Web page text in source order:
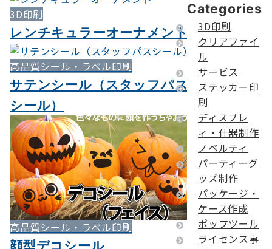
3D印刷
レンチキュラーオーナメント
高品質シール・ラベル印刷
サテンシール（スタッフパス
シール）
高品質シール・ラベル印刷
顔型デコシール
Categories
3D印刷
クリアファイ
ル
サービス
ステッカー印
刷
ディスプレ
ィ・什器制作
ノベルティ
パーティーグ
ッズ制作
パッケージ・
ケース作成
ポップツール
ライセンス事